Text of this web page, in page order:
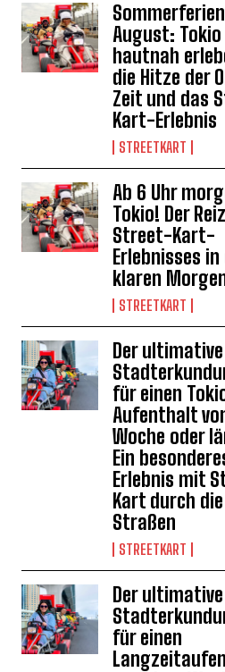
August: Tokio
hautnah
die Hitze der
Zeit und das
Kart-Erlebnis
STREETKART
Ab 6 Uhr
Tokio! Der
Street-Kart-
Erlebnisses
klaren
STREETKART
Der ultimative
für einen
Aufenthalt
Woche oder
Ein
Erlebnis mit
Kart durch die
Straßen
STREETKART
Der ultimative
für einen